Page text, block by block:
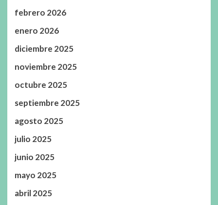
febrero 2026
enero 2026
diciembre 2025
noviembre 2025
octubre 2025
septiembre 2025
agosto 2025
julio 2025
junio 2025
mayo 2025
abril 2025